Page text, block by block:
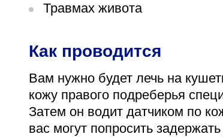
Травмах живота
Как проводится
Вам нужно будет лечь на
кожу правого подреберья
Затем он водит датчиком по
вас могут попросить